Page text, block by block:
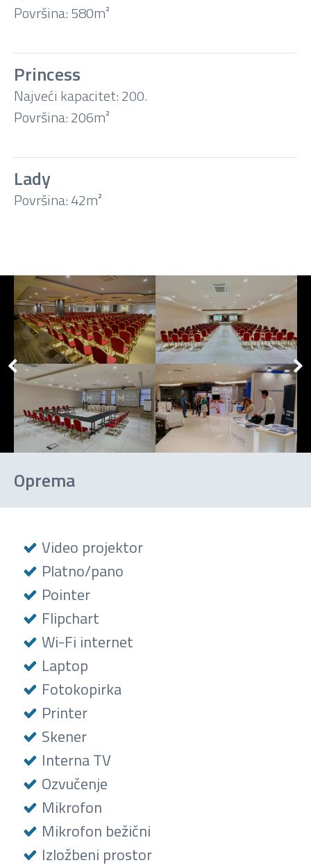
Konferencija
U-
oblik
Banket
Koktel
Površina: 580m²
Princess
Najveći kapacitet: 200.
Površina: 206m²
Lady
Površina: 42m²
Oprema
Video projektor
Platno/pano
Pointer
Flipchart
Wi-Fi internet
Laptop
Fotokopirka
Printer
Skener
Interna TV
Ozvučenje
Mikrofon
Mikrofon bežični
Izložbeni prostor